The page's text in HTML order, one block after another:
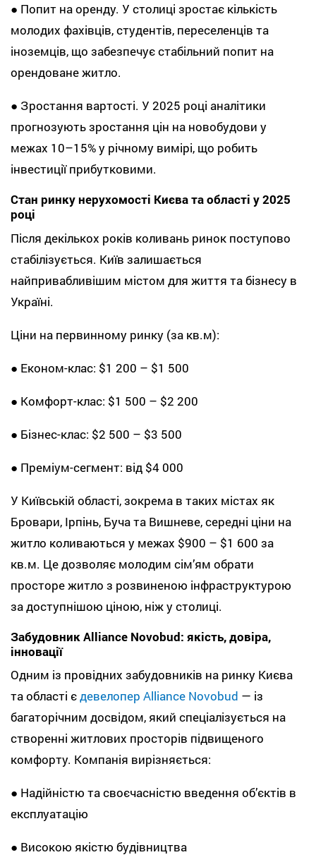
● Попит на оренду. У столиці зростає кількість
молодих фахівців, студентів, переселенців та
іноземців, що забезпечує стабільний попит на
орендоване житло.
● Зростання вартості. У 2025 році аналітики
прогнозують зростання цін на новобудови у
межах 10–15% у річному вимірі, що робить
інвестиції прибутковими.
Стан ринку нерухомості Києва та області у 2025
році
Після декількох років коливань ринок поступово
стабілізується. Київ залишається
найпривабливішим містом для життя та бізнесу в
Україні.
Ціни на первинному ринку (за кв.м):
● Економ-клас: $1 200 – $1 500
● Комфорт-клас: $1 500 – $2 200
● Бізнес-клас: $2 500 – $3 500
● Преміум-сегмент: від $4 000
У Київській області, зокрема в таких містах як
Бровари, Ірпінь, Буча та Вишневе, середні ціни на
житло коливаються у межах $900 – $1 600 за
кв.м. Це дозволяє молодим сім’ям обрати
просторе житло з розвиненою інфраструктурою
за доступнішою ціною, ніж у столиці.
Забудовник Alliance Novobud: якість, довіра,
інновації
Одним із провідних забудовників на ринку Києва
та області єдевелопер Alliance Novobud — із
багаторічним досвідом, який спеціалізується на
створенні житлових просторів підвищеного
комфорту. Компанія вирізняється:
● Надійністю та своєчасністю введення об’єктів в
експлуатацію
● Високою якістю будівництва